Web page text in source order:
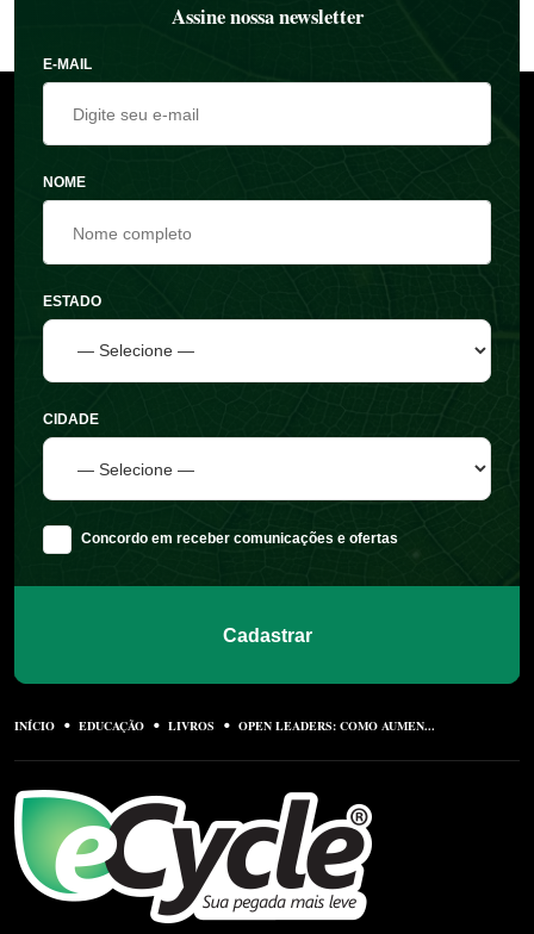
Assine nossa newsletter
E-MAIL
NOME
ESTADO
CIDADE
Concordo em receber comunicações e ofertas
Cadastrar
INÍCIO EDUCAÇÃO LIVROS OPEN LEADERS: COMO AUMEN...